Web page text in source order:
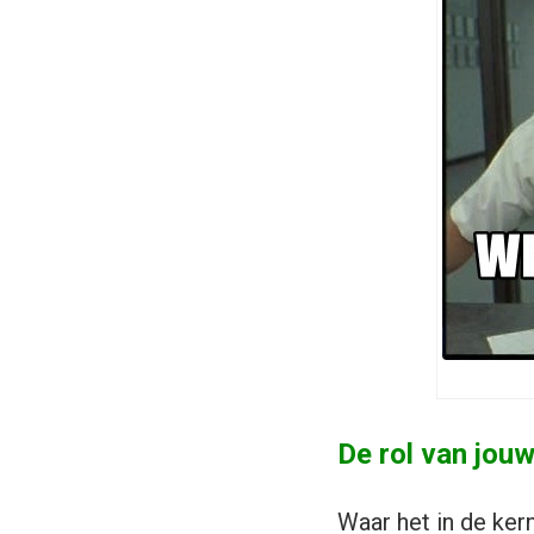
De rol van
Waar het in de